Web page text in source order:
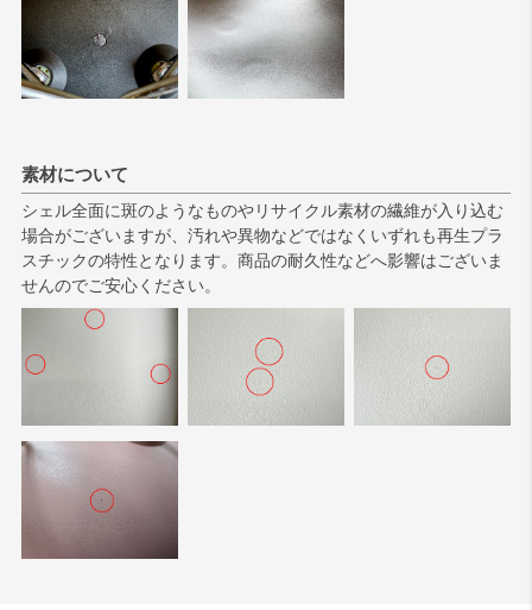
素材について
シェル全面に斑のようなものやリサイクル素材の繊維が入り込む
場合がございますが、汚れや異物などではなくいずれも再生プラ
スチックの特性となります。商品の耐久性などへ影響はございま
せんのでご安心ください。